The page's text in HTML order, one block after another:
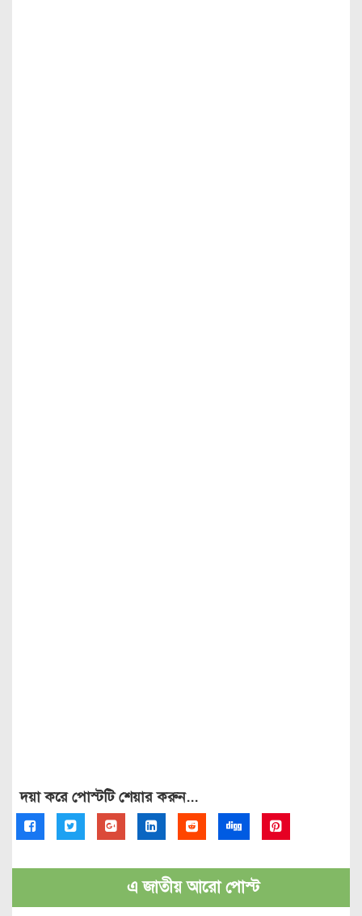
দয়া করে পোস্টটি শেয়ার করুন...
এ জাতীয় আরো পোস্ট